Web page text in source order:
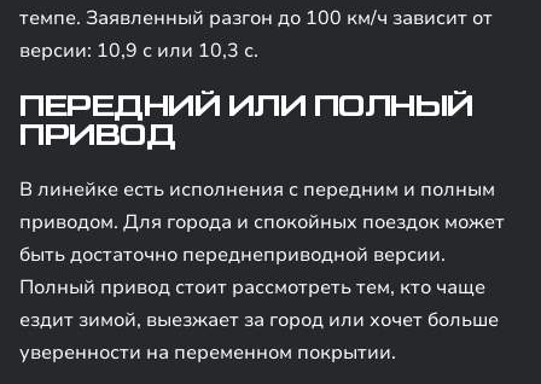
темпе. Заявленный разгон до 100 км/ч зависит от
версии: 10,9 с или 10,3 с.
ПЕРЕДНИЙ ИЛИ ПОЛНЫЙ
ПРИВОД
В линейке есть исполнения с передним и полным
приводом. Для города и спокойных поездок может
быть достаточно переднеприводной версии.
Полный привод стоит рассмотреть тем, кто чаще
ездит зимой, выезжает за город или хочет больше
уверенности на переменном покрытии.